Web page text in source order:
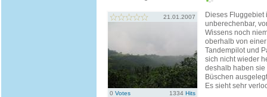
21.01.2007
0 Votes 1334 Hits
Dieses Fluggebiet
unberechenbar,
Wissens noch
oberhalb von
Tandempilot und
sich nicht wieder
deshalb haben
Büschen
Es sieht sehr